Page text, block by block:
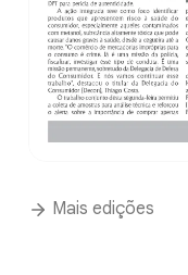
Mais edições